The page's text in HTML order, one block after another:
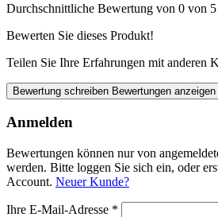
Durchschnittliche Bewertung von 0 von 5
Bewerten Sie dieses Produkt!
Teilen Sie Ihre Erfahrungen mit anderen
Bewertung schreiben Bewertungen anzeigen
Anmelden
Bewertungen können nur von
werden. Bitte loggen Sie sich ein, oder
Account. Neuer Kunde?
Ihre E-Mail-Adresse *